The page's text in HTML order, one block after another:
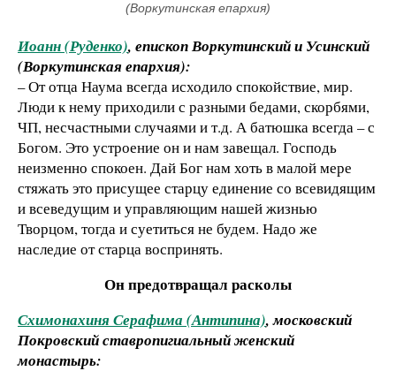
(Воркутинская епархия)
Иоанн (Руденко), епископ Воркутинский и Усинский
(Воркутинская епархия):
– От отца Наума всегда исходило спокойствие, мир.
Люди к нему приходили с разными бедами, скорбями,
ЧП, несчастными случаями и т.д. А батюшка всегда – с
Богом. Это устроение он и нам завещал. Господь
неизменно спокоен. Дай Бог нам хоть в малой мере
стяжать это присущее старцу единение со всевидящим
и всеведущим и управляющим нашей жизнью
Творцом, тогда и суетиться не будем. Надо же
наследие от старца воспринять.
Он предотвращал расколы
Схимонахиня Серафима (Антипина), московский
Покровский ставропигиальный женский
монастырь: